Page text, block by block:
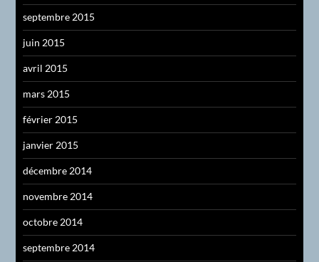
septembre 2015
juin 2015
avril 2015
mars 2015
février 2015
janvier 2015
décembre 2014
novembre 2014
octobre 2014
septembre 2014